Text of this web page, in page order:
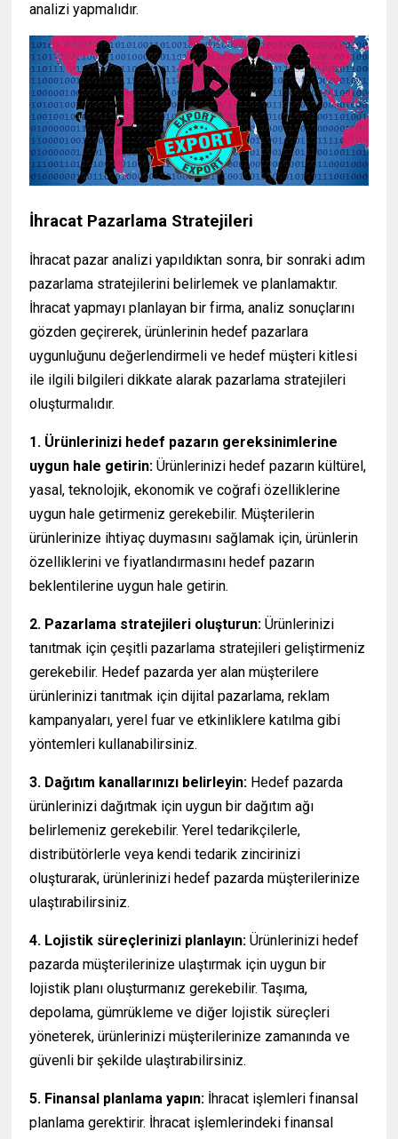
analizi yapmalıdır.
İhracat Pazarlama Stratejileri
İhracat pazar analizi yapıldıktan sonra, bir sonraki adım
pazarlama stratejilerini belirlemek ve planlamaktır.
İhracat yapmayı planlayan bir firma, analiz sonuçlarını
gözden geçirerek, ürünlerinin hedef pazarlara
uygunluğunu değerlendirmeli ve hedef müşteri kitlesi
ile ilgili bilgileri dikkate alarak pazarlama stratejileri
oluşturmalıdır.
1. Ürünlerinizi hedef pazarın gereksinimlerine
uygun hale getirin:Ürünlerinizi hedef pazarın kültürel,
yasal, teknolojik, ekonomik ve coğrafi özelliklerine
uygun hale getirmeniz gerekebilir. Müşterilerin
ürünlerinize ihtiyaç duymasını sağlamak için, ürünlerin
özelliklerini ve fiyatlandırmasını hedef pazarın
beklentilerine uygun hale getirin.
2. Pazarlama stratejileri oluşturun:Ürünlerinizi
tanıtmak için çeşitli pazarlama stratejileri geliştirmeniz
gerekebilir. Hedef pazarda yer alan müşterilere
ürünlerinizi tanıtmak için dijital pazarlama, reklam
kampanyaları, yerel fuar ve etkinliklere katılma gibi
yöntemleri kullanabilirsiniz.
3. Dağıtım kanallarınızı belirleyin: Hedef pazarda
ürünlerinizi dağıtmak için uygun bir dağıtım ağı
belirlemeniz gerekebilir. Yerel tedarikçilerle,
distribütörlerle veya kendi tedarik zincirinizi
oluşturarak, ürünlerinizi hedef pazarda müşterilerinize
ulaştırabilirsiniz.
4. Lojistik süreçlerinizi planlayın:Ürünlerinizi hedef
pazarda müşterilerinize ulaştırmak için uygun bir
lojistik planı oluşturmanız gerekebilir. Taşıma,
depolama, gümrükleme ve diğer lojistik süreçleri
yöneterek, ürünlerinizi müşterilerinize zamanında ve
güvenli bir şekilde ulaştırabilirsiniz.
5. Finansal planlama yapın: İhracat işlemleri finansal
planlama gerektirir. İhracat işlemlerindeki finansal